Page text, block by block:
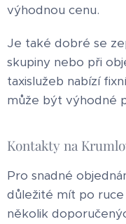
výhodnou cenu.
Je také dobré se
skupiny nebo při
taxislužeb nabízí
může být výhodné
Kontakty na
Pro snadné
důležité mít po
několik